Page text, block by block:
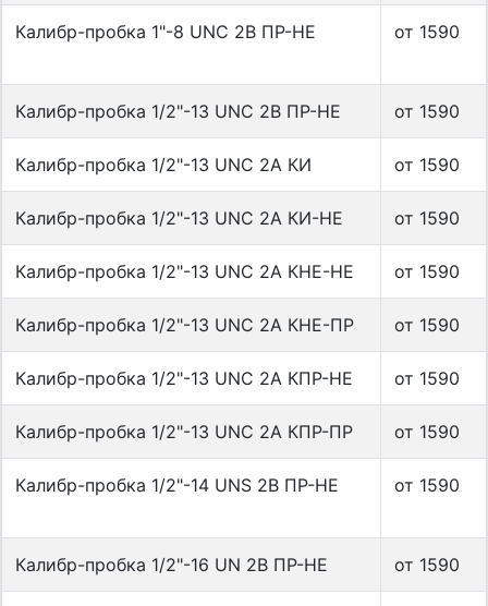
Калибр-пробка 1"-8 UNC 2B ПР-НЕ от 1590
Калибр-пробка 1/2"-13 UNC 2B ПР-НЕ от 1590
Калибр-пробка 1/2"-13 UNС 2A КИ от 1590
Калибр-пробка 1/2"-13 UNС 2A КИ-НЕ от 1590
Калибр-пробка 1/2"-13 UNС 2А КНЕ-НЕ от 1590
Калибр-пробка 1/2"-13 UNС 2А КНЕ-ПР от 1590
Калибр-пробка 1/2"-13 UNС 2А КПР-НЕ от 1590
Калибр-пробка 1/2"-13 UNС 2А КПР-ПР от 1590
Калибр-пробка 1/2"-14 UNS 2B ПР-НЕ от 1590
Калибр-пробка 1/2"-16 UN 2B ПР-НЕ от 1590